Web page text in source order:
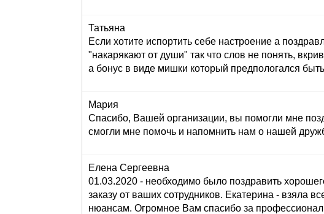
Татьяна
Если хотите испортить себе настроение а
"накарякают от души" так что слов не понять,
а бонус в виде мишки который предпологался
Мария
Спасибо, Вашей организации, вы помогли мне
смогли мне помочь и напомнить нам о нашей
Елена Сергеевна
01.03.2020 - необходимо было поздравить
заказу от ваших сотрудников. Екатерина - взяла
нюансам. Огромное Вам спасибо за